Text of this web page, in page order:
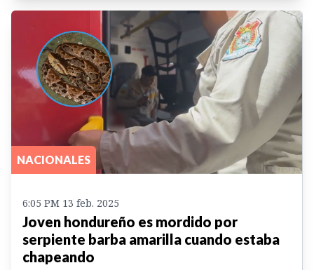
NACIONALES
6:05 PM 13 feb. 2025
Joven hondureño es mordido por
serpiente barba amarilla cuando estaba
chapeando